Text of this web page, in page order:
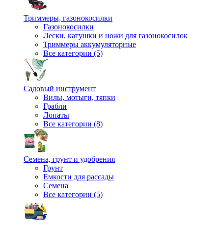
Триммеры, газонокосилки
Газонокосилки
Лески, катушки и ножи для газонокосилок
Триммеры аккумуляторные
Все категории (5)
Садовый инструмент
Вилы, мотыги, тяпки
Грабли
Лопаты
Все категории (8)
Семена, грунт и удобрения
Грунт
Емкости для рассады
Семена
Все категории (5)